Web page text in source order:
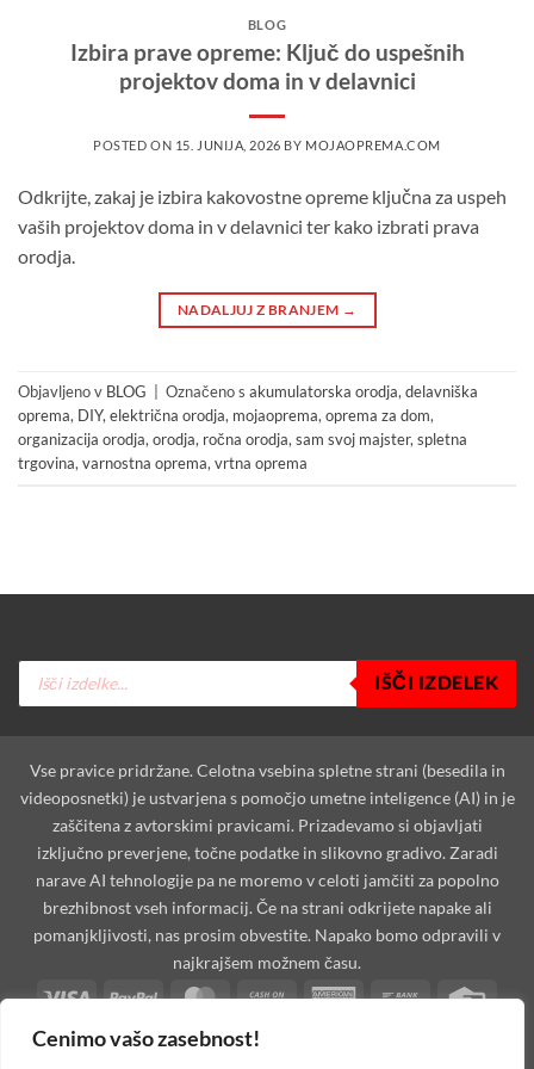
Cenimo vašo zasebnost!
BLOG
Izbira prave opreme: Ključ do uspešnih
projektov doma in v delavnici
POSTED ON 15. JUNIJA, 2026 BY MOJAOPREMA.COM
Odkrijte, zakaj je izbira kakovostne opreme ključna za uspeh
vaših projektov doma in v delavnici ter kako izbrati prava
orodja.
NADALJUJ Z BRANJEM →
Objavljeno v BLOG Označeno s akumulatorska orodja, delavniška
oprema, DIY, električna orodja, mojaoprema, oprema za dom,
organizacija orodja, orodja, ročna orodja, sam svoj majster, spletna
trgovina, varnostna oprema, vrtna oprema
Products
search
IŠČI IZDELEK
Vse pravice pridržane. Celotna vsebina spletne strani (besedila in
videoposnetki) je ustvarjena s pomočjo umetne inteligence (AI) in je
zaščitena z avtorskimi pravicami. Prizadevamo si objavljati
izključno preverjene, točne podatke in slikovno gradivo. Zaradi
narave AI tehnologije pa ne moremo v celoti jamčiti za popolno
brezhibnost vseh informacij. Če na strani odkrijete napake ali
pomanjkljivosti, nas prosim obvestite. Napako bomo odpravili v
najkrajšem možnem času.
Visa
PayPal MasterCard
Cash
AmericanBank
Dinners DiscoverMaestro